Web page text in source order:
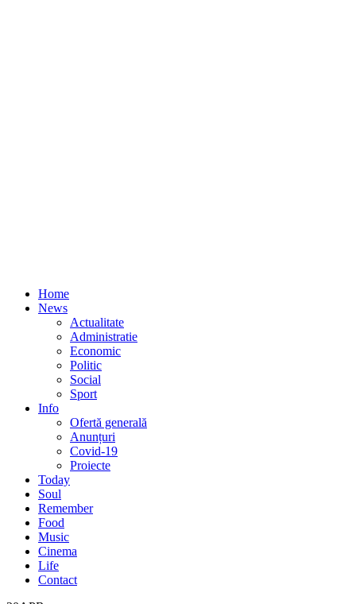
Home
News
Actualitate
Administratie
Economic
Politic
Social
Sport
Info
Ofertă generală
Anunțuri
Covid-19
Proiecte
Today
Soul
Remember
Food
Music
Cinema
Life
Contact